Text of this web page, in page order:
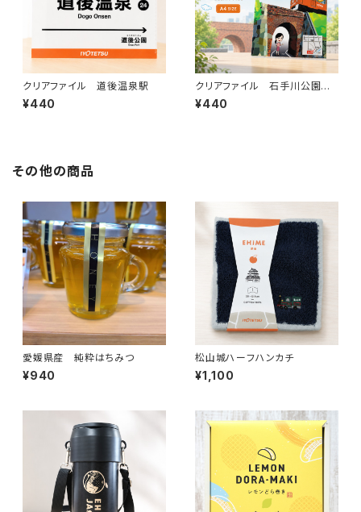
クリアファイル 道後温泉駅
¥440
クリアファイル 石手川公園れ
んが橋
¥440
その他の商品
愛媛県産 純粋はちみつ
¥940
松山城ハーフハンカチ
¥1,100